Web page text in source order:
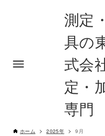
測定
具の
式会
定・
専門
ホーム 2025年 9月